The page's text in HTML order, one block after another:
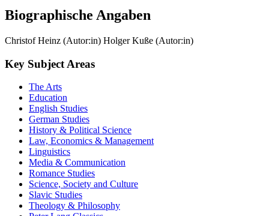
Biographische Angaben
Christof Heinz (Autor:in) Holger Kuße (Autor:in)
Key Subject Areas
The Arts
Education
English Studies
German Studies
History & Political Science
Law, Economics & Management
Linguistics
Media & Communication
Romance Studies
Science, Society and Culture
Slavic Studies
Theology & Philosophy